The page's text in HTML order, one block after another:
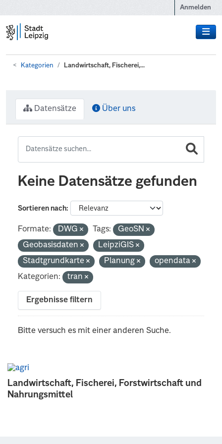
Anmelden
Kategorien Landwirtschaft, Fischerei,...
Landwirtschaft, Fischerei, Forstwirtschaft und
Nahrungsmittel
Datensätze Über uns
Keine Datensätze gefunden
Sortieren nach
Formate: DWG Tags:
GeoSN
Geobasisdaten
LeipziGIS
Stadtgrundkarte
Planung
opendata
Kategorien:
tran
Ergebnisse filtern
Bitte versuch es mit einer anderen Suche.